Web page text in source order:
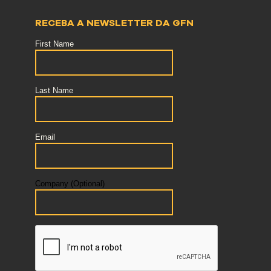
RECEBA A NEWSLETTER DA GFN